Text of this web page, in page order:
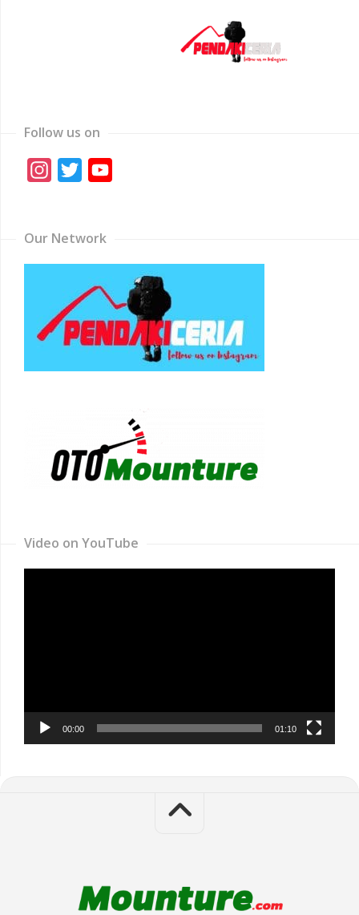
Follow us on
Instagram
Twitter
Our Network
Video on YouTube
00:00 01:10